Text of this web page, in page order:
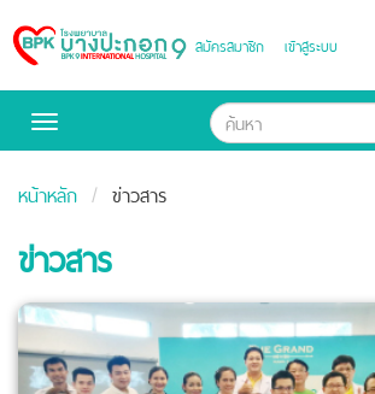
Bangpakok
Hospital
สมัครสมาชิก เข้าสู่ระบบ
Toggle
หน้าหลัก ข่าวสาร
ข่าวสาร